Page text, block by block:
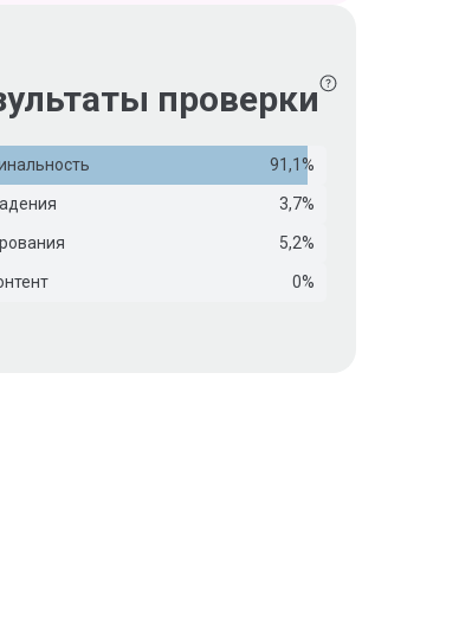
проверки
91,1%
3,7%
5,2%
0%